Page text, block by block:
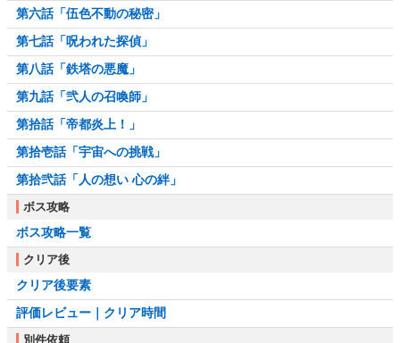
第六話「伍色不動の秘密」
第七話「呪われた探偵」
第八話「鉄塔の悪魔」
第九話「弐人の召喚師」
第拾話「帝都炎上！」
第拾壱話「宇宙への挑戦」
第拾弐話「人の想い 心の絆」
ボス攻略
ボス攻略一覧
クリア後
クリア後要素
評価レビュー｜クリア時間
別件依頼